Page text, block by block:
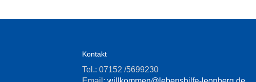
Kontakt
Tel.: 07152 /5699230